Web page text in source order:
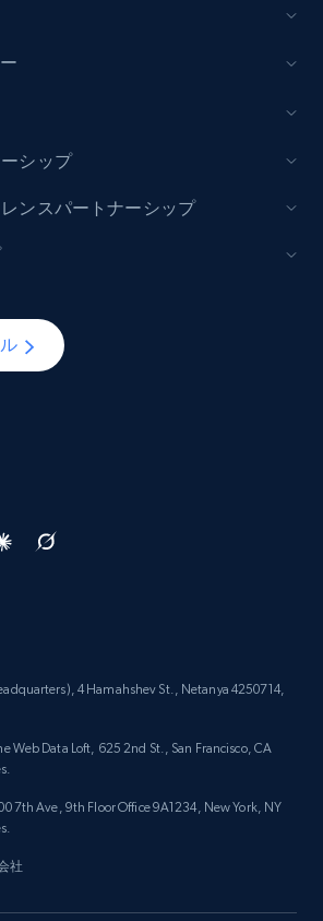
4 Hamahshev St., Netanya 4250714,
Web Data Loft, 625 2nd St., San Francisco, CA
7th Ave, 9th Floor Office 9A1234, New York, NY
社
シップ
ンスパートナーシップ